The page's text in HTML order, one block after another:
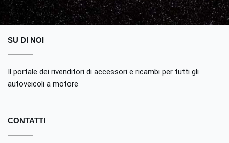
SU DI NOI
Il portale dei rivenditori di accessori e ricambi per tutti gli
autoveicoli a motore
CONTATTI